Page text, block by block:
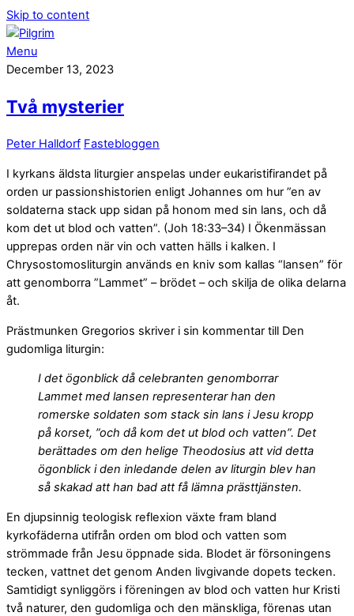
Skip to content
Menu
December 13, 2023
Två mysterier
Peter Halldorf Fastebloggen
I kyrkans äldsta liturgier anspelas under eukaristifirandet på
orden ur passionshistorien enligt Johannes om hur ”en av
soldaterna stack upp sidan på honom med sin lans, och då
kom det ut blod och vatten”. (Joh 18:33–34) I Ökenmässan
upprepas orden när vin och vatten hälls i kalken. I
Chrysostomosliturgin används en kniv som kallas “lansen” för
att genomborra ”Lammet” – brödet – och skilja de olika delarna
åt.
Prästmunken Gregorios skriver i sin kommentar till Den
gudomliga liturgin:
I det ögonblick då celebranten genomborrar
Lammet med lansen representerar han den
romerske soldaten som stack sin lans i Jesu kropp
på korset, ”och då kom det ut blod och vatten”. Det
berättades om den helige Theodosius att vid detta
ögonblick i den inledande delen av liturgin blev han
så skakad att han bad att få lämna prästtjänsten.
En djupsinnig teologisk reflexion växte fram bland
kyrkofäderna utifrån orden om blod och vatten som
strömmade från Jesu öppnade sida. Blodet är försoningens
tecken, vattnet det genom Anden livgivande dopets tecken.
Samtidigt synliggörs i föreningen av blod och vatten hur Kristi
två naturer, den gudomliga och den mänskliga, förenas utan